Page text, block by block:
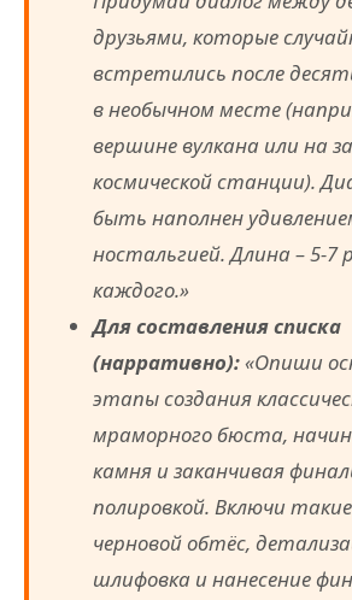
друзьями, которые
встретились после
в необычном месте
вершине вулкана или на
космической станции).
быть наполнен
ностальгией. Длина – 5-7
каждого.»
Для составления списка
(нарративно):«Опиши
этапы создания
мраморного бюста,
камня и заканчивая
полировкой. Включи
черновой обтёс,
шлифовка и нанесение